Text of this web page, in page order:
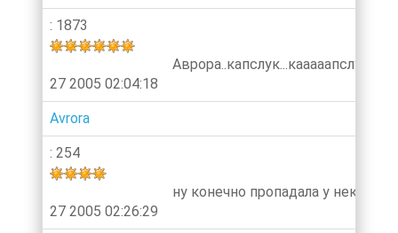
: 1873
27 2005 02:04:18
Аврора..капслук...кааааапслуууук
Avrora
: 254
27 2005 02:26:29
ну конечно пропадала у